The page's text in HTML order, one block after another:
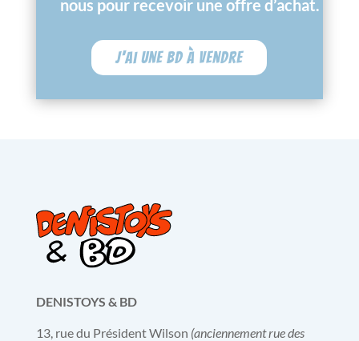
nous pour recevoir une offre d’achat.
J'ai une BD à vendre
DENISTOYS & BD
13, rue du Président Wilson (anciennement rue des